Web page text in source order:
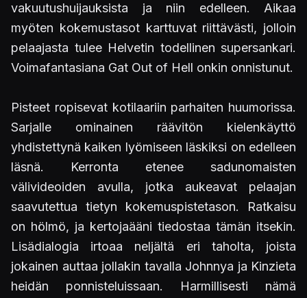
vakuutushuijauksista ja niin edelleen. Aikaa
myöten kokemustasot karttuvat riittävästi, jolloin
pelaajasta tulee Helvetin todellinen supersankari.
Voimafantasiana Gat Out of Hell onkin onnistunut.
Pisteet ropisevat kotilaariin parhaiten huumorissa.
Sarjalle ominainen räävitön kielenkäyttö
yhdistettynä kaiken lyömiseen läskiksi on edelleen
läsnä. Kerronta etenee sadunomaisten
välivideoiden avulla, jotka aukeavat pelaajan
saavutettua tietyn kokemuspistetason. Ratkaisu
on hölmö, ja kertojaääni tiedostaa tämän itsekin.
Lisädialogia irtoaa neljältä eri taholta, joista
jokainen auttaa jollakin tavalla Johnnya ja Kinzieta
heidän ponnisteluissaan. Harmillisesti nämä